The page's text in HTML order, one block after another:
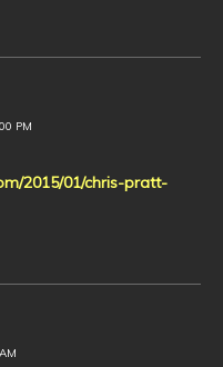
PM
2015/01/chris-pratt-